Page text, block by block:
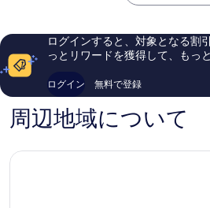
い、
口
コ
ミ
647
件
件
口
コ
ログインすると、対象となる割
っとリワードを獲得して、もっ
ログイン 無料で登録
周辺地域について